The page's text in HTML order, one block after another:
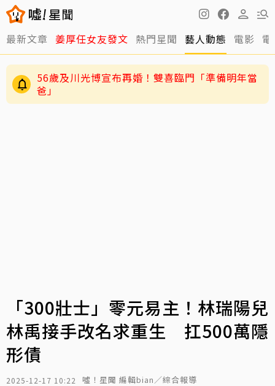
最新文章 姜厚任女友發文 熱門星聞 藝人動態 電影
56歲及川光博宣布再婚！雙喜臨門「準備明年當
爸」
「300壯士」零元易主！林瑞陽兒
林禹接手改名求重生 扛500萬隱
形債
2025-12-17 10:22 噓！星聞 編輯bian／綜合報導